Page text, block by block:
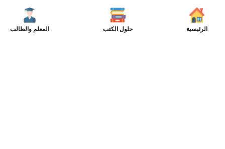
الرئيسية حلول الكتب المعلم والطالب